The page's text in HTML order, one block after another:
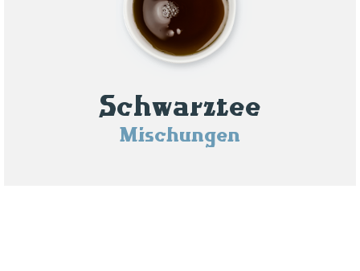
Schwarztee
Mischungen